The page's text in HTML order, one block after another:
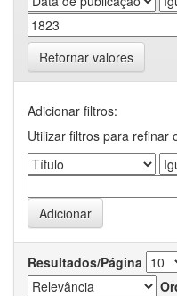
Retornar valores
Adicionar filtros:
Utilizar filtros para refinar
Resultados/Página